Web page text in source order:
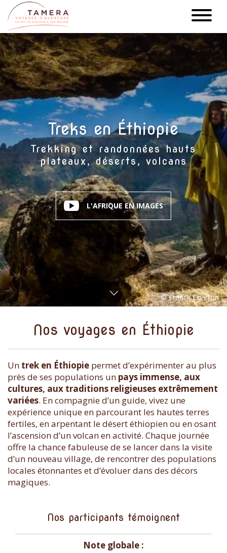
Aller
au
contenu
principal
Treks en Éthiopie
Trekking et randonnées hauts
plateaux, déserts, volcans
L'AFRIQUE EN IMAGES
Nos voyages en Éthiopie
Un trek en Éthiopie permet d’expérimenter au plus
près de ses populations un pays immense, aux
cultures, aux traditions religieuses extrêmement
variées. En compagnie d’un guide, vivez une
expérience unique en parcourant les hautes terres
fertiles, en arpentant le désert éthiopien ou en osant
l’ascension d’un volcan en activité. Chaque journée
offre la chance fabuleuse de se lancer dans la visite
d’un nouveau village, de rencontrer des populations
locales étonnantes et d’évoluer dans des décors
magiques.
Nos participants témoignent
Note globale :